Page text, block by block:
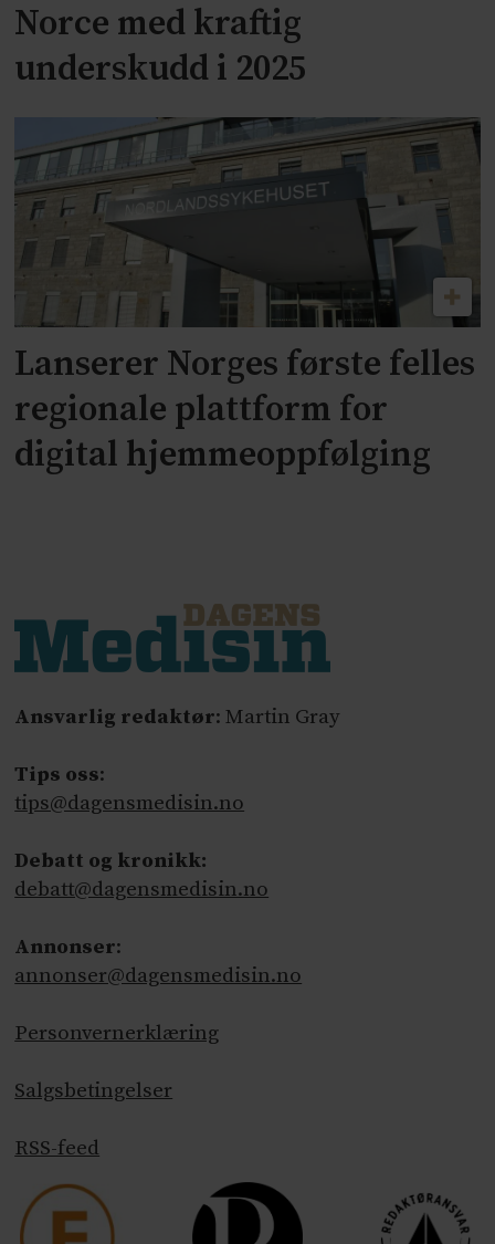
Norce med kraftig
underskudd i 2025
Lanserer Norges første felles
regionale plattform for
digital hjemmeoppfølging
Ansvarlig redaktør: Martin Gray
Tips oss:
tips@dagensmedisin.no
Debatt og kronikk:
debatt@dagensmedisin.no
Annonser:
annonser@dagensmedisin.no
Personvernerklæring
Salgsbetingelser
RSS-feed